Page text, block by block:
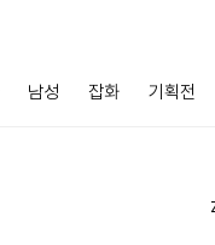
남성 잡화 기획전